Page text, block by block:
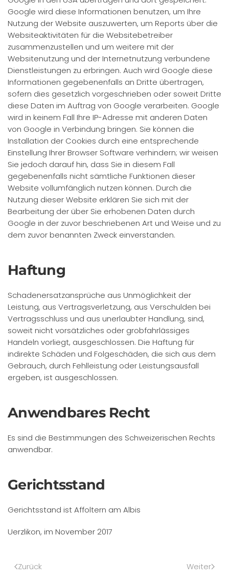
Google wird diese Informationen benutzen, um Ihre
Nutzung der Website auszuwerten, um Reports über die
Websiteaktivitäten für die Websitebetreiber
zusammenzustellen und um weitere mit der
Websitenutzung und der Internetnutzung verbundene
Dienstleistungen zu erbringen. Auch wird Google diese
Informationen gegebenenfalls an Dritte übertragen,
sofern dies gesetzlich vorgeschrieben oder soweit Dritte
diese Daten im Auftrag von Google verarbeiten. Google
wird in keinem Fall Ihre IP-Adresse mit anderen Daten
von Google in Verbindung bringen. Sie können die
Installation der Cookies durch eine entsprechende
Einstellung Ihrer Browser Software verhindern; wir weisen
Sie jedoch darauf hin, dass Sie in diesem Fall
gegebenenfalls nicht sämtliche Funktionen dieser
Website vollumfänglich nutzen können. Durch die
Nutzung dieser Website erklären Sie sich mit der
Bearbeitung der über Sie erhobenen Daten durch
Google in der zuvor beschriebenen Art und Weise und zu
dem zuvor benannten Zweck einverstanden.
Haftung
Schadenersatzansprüche aus Unmöglichkeit der
Leistung, aus Vertragsverletzung, aus Verschulden bei
Vertragsschluss und aus unerlaubter Handlung, sind,
soweit nicht vorsätzliches oder grobfahrlässiges
Handeln vorliegt, ausgeschlossen. Die Haftung für
indirekte Schäden und Folgeschäden, die sich aus dem
Gebrauch, durch Fehlleistung oder Leistungsausfall
ergeben, ist ausgeschlossen.
Anwendbares Recht
Es sind die Bestimmungen des Schweizerischen Rechts
anwendbar.
Gerichtsstand
Gerichtsstand ist Affoltern am Albis
Uerzlikon, im November 2017
Zurück Weiter